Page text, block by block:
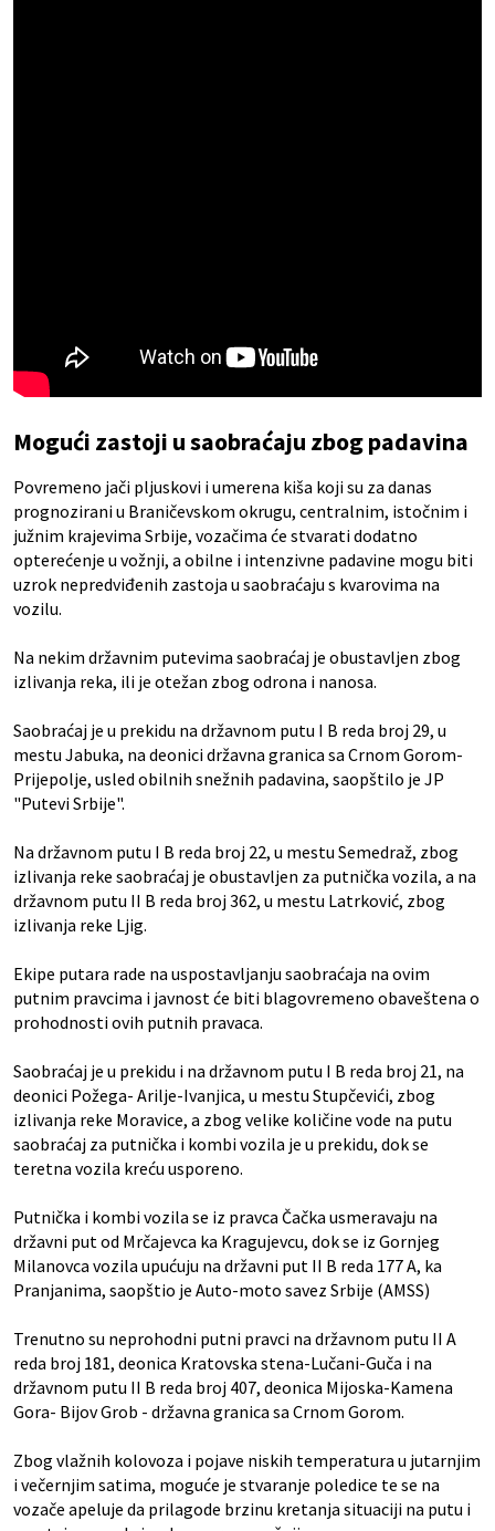
Mogući zastoji u saobraćaju zbog padavina
Povremeno jači pljuskovi i umerena kiša koji su za danas
prognozirani u Braničevskom okrugu, centralnim, istočnim i
južnim krajevima Srbije, vozačima će stvarati dodatno
opterećenje u vožnji, a obilne i intenzivne padavine mogu biti
uzrok nepredviđenih zastoja u saobraćaju s kvarovima na
vozilu.
Na nekim državnim putevima saobraćaj je obustavljen zbog
izlivanja reka, ili je otežan zbog odrona i nanosa.
Saobraćaj je u prekidu na državnom putu I B reda broj 29, u
mestu Jabuka, na deonici državna granica sa Crnom Gorom-
Prijepolje, usled obilnih snežnih padavina, saopštilo je JP
"Putevi Srbije".
Na državnom putu I B reda broj 22, u mestu Semedraž, zbog
izlivanja reke saobraćaj je obustavljen za putnička vozila, a na
državnom putu II B reda broj 362, u mestu Latrković, zbog
izlivanja reke Ljig.
Ekipe putara rade na uspostavljanju saobraćaja na ovim
putnim pravcima i javnost će biti blagovremeno obaveštena o
prohodnosti ovih putnih pravaca.
Saobraćaj je u prekidu i na državnom putu I B reda broj 21, na
deonici Požega- Arilje-Ivanjica, u mestu Stupčevići, zbog
izlivanja reke Moravice, a zbog velike količine vode na putu
saobraćaj za putnička i kombi vozila je u prekidu, dok se
teretna vozila kreću usporeno.
Putnička i kombi vozila se iz pravca Čačka usmeravaju na
državni put od Mrčajevca ka Kragujevcu, dok se iz Gornjeg
Milanovca vozila upućuju na državni put II B reda 177 A, ka
Pranjanima, saopštio je Auto-moto savez Srbije (AMSS)
Trenutno su neprohodni putni pravci na državnom putu II A
reda broj 181, deonica Kratovska stena-Lučani-Guča i na
državnom putu II B reda broj 407, deonica Mijoska-Kamena
Gora- Bijov Grob - državna granica sa Crnom Gorom.
Zbog vlažnih kolovoza i pojave niskih temperatura u jutarnjim
i večernjim satima, moguće je stvaranje poledice te se na
vozače apeluje da prilagode brzinu kretanja situaciji na putu i